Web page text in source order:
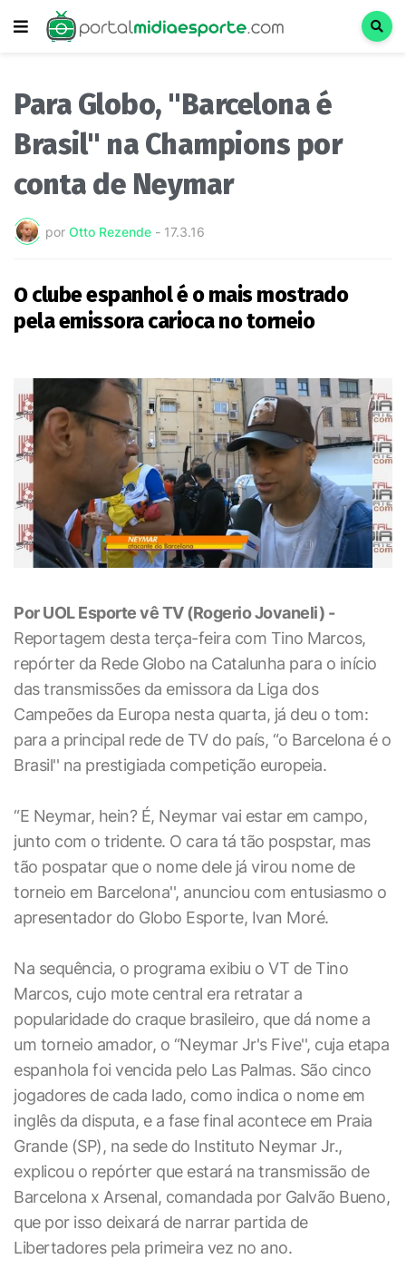
Para Globo, "Barcelona é
Brasil" na Champions por
conta de Neymar
por Otto Rezende - 17.3.16
O clube espanhol é o mais mostrado
pela emissora carioca no torneio
Por UOL Esporte vê TV (Rogerio Jovaneli) -
Reportagem desta terça-feira com Tino Marcos,
repórter da Rede Globo na Catalunha para o início
das transmissões da emissora da Liga dos
Campeões da Europa nesta quarta, já deu o tom:
para a principal rede de TV do país, “o Barcelona é o
Brasil'' na prestigiada competição europeia.
“E Neymar, hein? É, Neymar vai estar em campo,
junto com o tridente. O cara tá tão pospstar, mas
tão pospatar que o nome dele já virou nome de
torneio em Barcelona'', anunciou com entusiasmo o
apresentador do Globo Esporte, Ivan Moré.
Na sequência, o programa exibiu o VT de Tino
Marcos, cujo mote central era retratar a
popularidade do craque brasileiro, que dá nome a
um torneio amador, o “Neymar Jr's Five'', cuja etapa
espanhola foi vencida pelo Las Palmas. São cinco
jogadores de cada lado, como indica o nome em
inglês da disputa, e a fase final acontece em Praia
Grande (SP), na sede do Instituto Neymar Jr.,
explicou o repórter que estará na transmissão de
Barcelona x Arsenal, comandada por Galvão Bueno,
que por isso deixará de narrar partida de
Libertadores pela primeira vez no ano.